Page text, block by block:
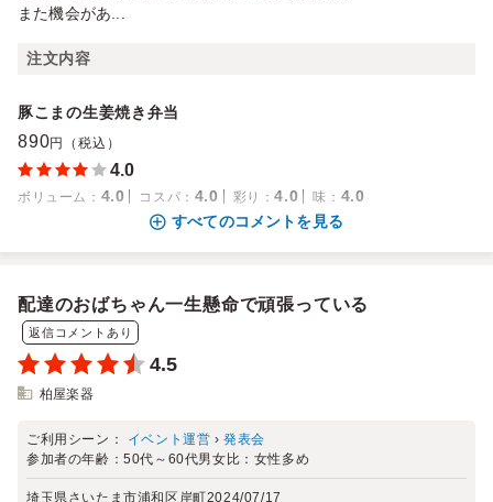
また機会があ...
注文内容
豚こまの生姜焼き弁当
890円（税込）
4.0
ボリューム ： 4.0 コスパ ： 4.0 彩り ：4.0 味 ： 4.0
すべてのコメントを見る
配達のおばちゃん一生懸命で頑張っている
返信コメントあり
4.5
柏屋楽器
ご利用シーン： イベント運営 ›発表会
参加者の年齢：50代～60代男女比： 女性多め
埼玉県さいたま市浦和区岸町2024/07/17